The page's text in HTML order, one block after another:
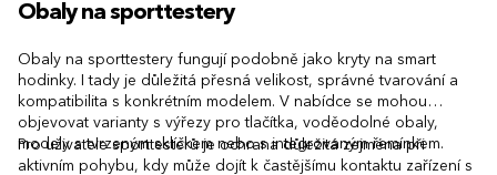
Obaly na sporttestery
Obaly na sporttestery fungují podobně jako kryty na smart
hodinky. I tady je důležitá přesná velikost, správné tvarování a
kompatibilita s konkrétním modelem. V nabídce se mohou
objevovat varianty s výřezy pro tlačítka, voděodolné obaly,
modely s tvrzeným sklíčkem nebo s integrovaným řemínkem.
Pro uživatele sporttesterů je ochrana důležitá zejména při
aktivním pohybu, kdy může dojít k častějšímu kontaktu zařízení s